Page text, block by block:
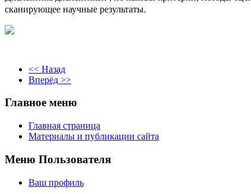
сканирующее научные результаты.
<< Назад
Вперёд >>
Главное меню
Главная страница
Материалы и публикации сайта
Меню Пользователя
Ваш профиль